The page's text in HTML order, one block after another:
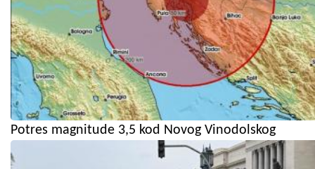
Potres magnitude 3,5 kod Novog Vinodolskog